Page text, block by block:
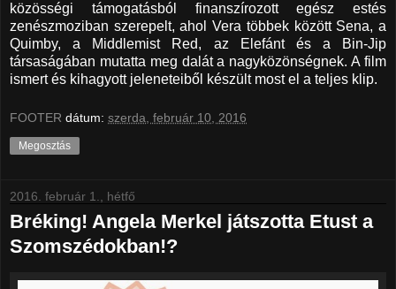
közösségi támogatásból finanszírozott egész estés
zenészmoziban szerepelt, ahol Vera többek között Sena, a
Quimby, a Middlemist Red, az Elefánt és a Bin-Jip
társaságában mutatta meg dalát a nagyközönségnek. A film
ismert és kihagyott jeleneteiből készült most el a teljes klip.
FOOTER dátum: szerda, február 10, 2016
Megosztás
2016. február 1., hétfő
Bréking! Angela Merkel játszotta Etust a
Szomszédokban!?